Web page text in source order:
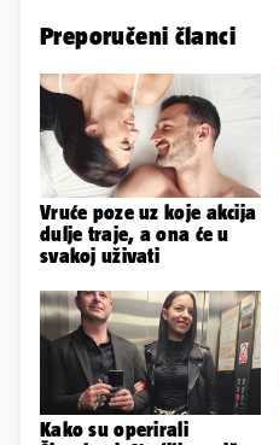
Preporučeni članci
Vruće poze uz koje akcija
dulje traje, a ona će u
svakoj uživati
Kako su operirali